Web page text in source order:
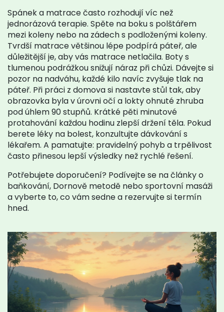
Spánek a matrace často rozhodují víc než
jednorázová terapie. Spěte na boku s polštářem
mezi koleny nebo na zádech s podloženými koleny.
Tvrdší matrace většinou lépe podpírá páteř, ale
důležitější je, aby vás matrace netlačila. Boty s
tlumenou podrážkou snižují náraz při chůzi. Dávejte si
pozor na nadváhu, každé kilo navíc zvyšuje tlak na
páteř. Při práci z domova si nastavte stůl tak, aby
obrazovka byla v úrovni očí a lokty ohnuté zhruba
pod úhlem 90 stupňů. Krátké pěti minutové
protahování každou hodinu zlepší držení těla. Pokud
berete léky na bolest, konzultujte dávkování s
lékařem. A pamatujte: pravidelný pohyb a trpělivost
často přinesou lepší výsledky než rychlé řešení.
Potřebujete doporučení? Podívejte se na články o
baňkování, Dornově metodě nebo sportovní masáži
a vyberte to, co vám sedne a rezervujte si termín
hned.